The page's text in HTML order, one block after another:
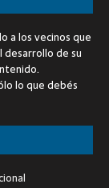
a los vecinos que
desarrollo de su
lo que debés